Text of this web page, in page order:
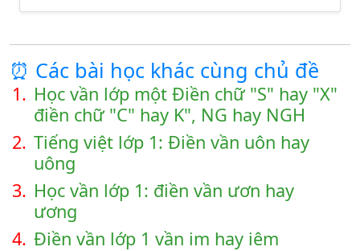
⏰ Các bài học khác cùng chủ đề
1. Học vần lớp một Điền chữ "S" hay "X"
điền chữ "C" hay K", NG hay NGH
2. Tiếng việt lớp 1: Điền vần uôn hay
uông
3. Học vần lớp 1: điền vần ươn hay
ương
4. Điền vần lớp 1 vần im hay iêm